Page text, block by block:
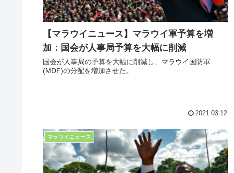
【マラウイニュース】マラウイ軍予算を増
加：国会が人事局予算を大幅に削減
国会が人事局の予算を大幅に削減し、マラウイ国防軍
(MDF)の分配を増加させた。
2021.03.12
マラウイニュース